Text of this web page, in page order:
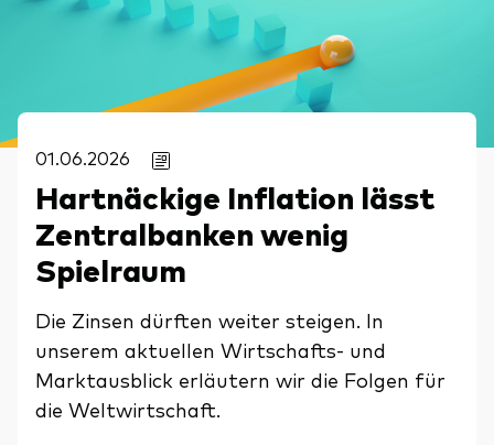
01.06.2026
Hartnäckige Inflation lässt
Zentralbanken wenig
Spielraum
Die Zinsen dürften weiter steigen. In
unserem aktuellen Wirtschafts- und
Marktausblick erläutern wir die Folgen für
die Weltwirtschaft.